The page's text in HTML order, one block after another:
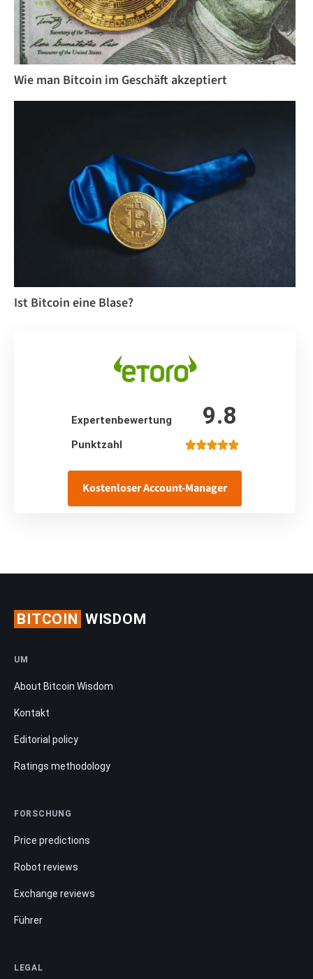
Wie man Bitcoin im Geschäft akzeptiert
Ist Bitcoin eine Blase?
Expertenbewertung 9.8
Punktzahl
Kostenloser Account-Manager
BITCOIN WISDOM
UM
About Bitcoin Wisdom
Kontakt
Editorial policy
Ratings methodology
FORSCHUNG
Price predictions
Robot reviews
Exchange reviews
Führer
LEGAL